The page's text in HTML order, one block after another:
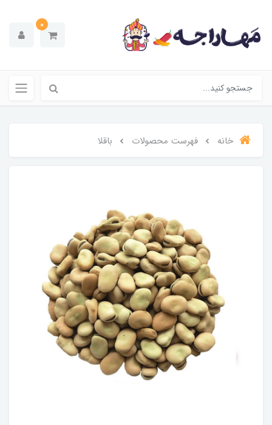
0
خانه فهرست محصولات باقلا